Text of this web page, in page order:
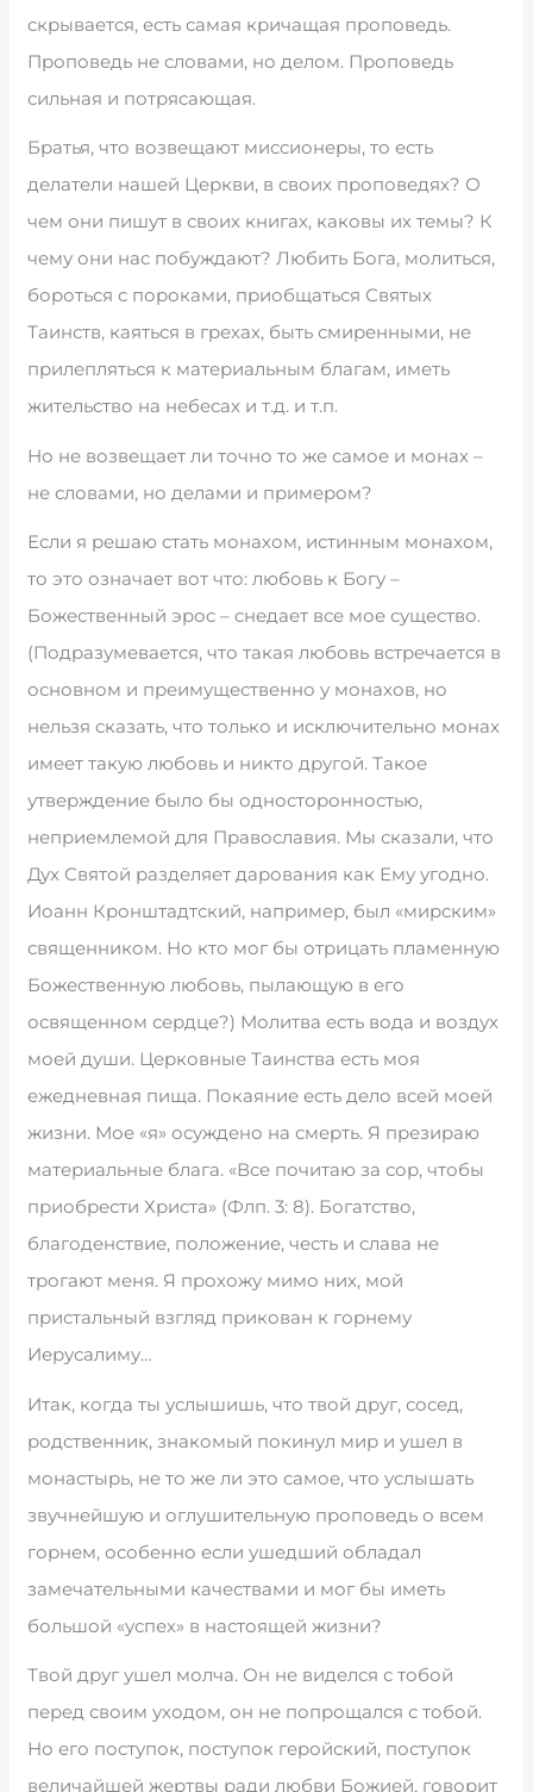
скрывается, есть самая кричащая проповедь.
Проповедь не словами, но делом. Проповедь
сильная и потрясающая.
Братья, что возвещают миссионеры, то есть
делатели нашей Церкви, в своих проповедях? О
чем они пишут в своих книгах, каковы их темы? К
чему они нас побуждают? Любить Бога, молиться,
бороться с пороками, приобщаться Святых
Таинств, каяться в грехах, быть смиренными, не
прилепляться к материальным благам, иметь
жительство на небесах и т.д. и т.п.
Но не возвещает ли точно то же самое и монах –
не словами, но делами и примером?
Если я решаю стать монахом, истинным монахом,
то это означает вот что: любовь к Богу –
Божественный эрос – снедает все мое существо.
(Подразумевается, что такая любовь встречается в
основном и преимущественно у монахов, но
нельзя сказать, что только и исключительно монах
имеет такую любовь и никто другой. Такое
утверждение было бы односторонностью,
неприемлемой для Православия. Мы сказали, что
Дух Святой разделяет дарования как Ему угодно.
Иоанн Кронштадтский, например, был «мирским»
священником. Но кто мог бы отрицать пламенную
Божественную любовь, пылающую в его
освященном сердце?) Молитва есть вода и воздух
моей души. Церковные Таинства есть моя
ежедневная пища. Покаяние есть дело всей моей
жизни. Мое «я» осуждено на смерть. Я презираю
материальные блага. «Все почитаю за сор, чтобы
приобрести Христа» (Флп. 3: 8). Богатство,
благоденствие, положение, честь и слава не
трогают меня. Я прохожу мимо них, мой
пристальный взгляд прикован к горнему
Иерусалиму…
Итак, когда ты услышишь, что твой друг, сосед,
родственник, знакомый покинул мир и ушел в
монастырь, не то же ли это самое, что услышать
звучнейшую и оглушительную проповедь о всем
горнем, особенно если ушедший обладал
замечательными качествами и мог бы иметь
большой «успех» в настоящей жизни?
Твой друг ушел молча. Он не виделся с тобой
перед своим уходом, он не попрощался с тобой.
Но его поступок, поступок геройский, поступок
величайшей жертвы ради любви Божией, говорит